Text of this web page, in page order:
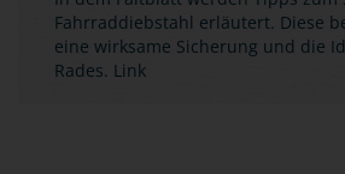
Fahrraddiebstahl erläutert. Diese
eine wirksame Sicherung und die
Rades. Link